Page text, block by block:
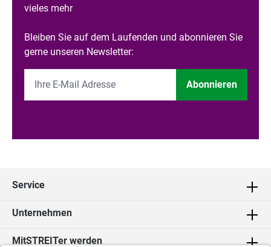
vieles mehr
Bleiben Sie auf dem Laufenden und abonnieren Sie
gerne unseren Newsletter:
Abonnieren
Service
Unternehmen
MitSTREITer werden